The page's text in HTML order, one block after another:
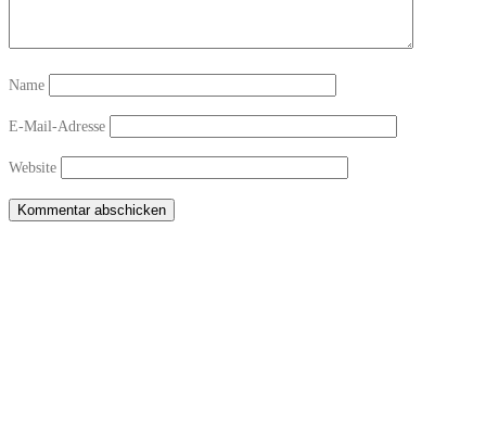
Name
E-Mail-Adresse
Website